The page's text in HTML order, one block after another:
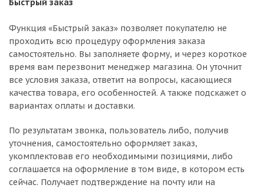
Быстрый заказ
Функция «Быстрый заказ» позволяет покупателю не
проходить всю процедуру оформления заказа
самостоятельно. Вы заполняете форму, и через короткое
время вам перезвонит менеджер магазина. Он уточнит
все условия заказа, ответит на вопросы, касающиеся
качества товара, его особенностей. А также подскажет о
вариантах оплаты и доставки.
По результатам звонка, пользователь либо, получив
уточнения, самостоятельно оформляет заказ,
укомплектовав его необходимыми позициями, либо
соглашается на оформление в том виде, в котором есть
сейчас. Получает подтверждение на почту или на